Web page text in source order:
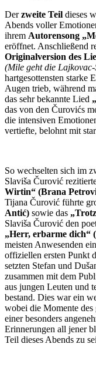
Derzweite Teil dieses
Abends voller
ihrem Autorensong
eröffnet. Anschließend
Originalversion des
(Mile geht die
hartgesottensten starke
Augen trieb, während
das sehr bekannte Lied
das von den Čurovićs
die intensiven
vertiefte, belohnt mit
So wechselten sich im
Slaviša Čurović
Wirtin“ (Brana
Tijana Čurović führte
Antić) sowie das
Slaviša Čurović den
„Herr, erbarme dich“
meisten Anwesenden
offiziellen ersten Punkt
setzten Stefan und
zusammen mit dem
aus jungen Leuten und
bestand. Dies war ein
wobei die Momente des
einer besonders
Erinnerungen all jener
Teil dieses Abends zu